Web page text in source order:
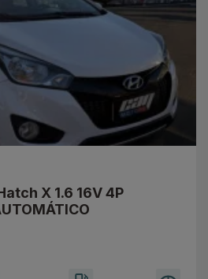
X 1.6 16V 4P